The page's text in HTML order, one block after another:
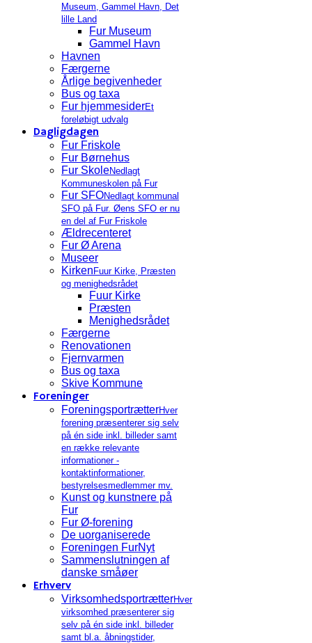
Museum, Gammel Havn, Det
lille Land
Fur Museum
Gammel Havn
Havnen
Færgerne
Årlige begivenheder
Bus og taxa
Fur hjemmesiderEt
foreløbigt udvalg
Dagligdagen
Fur Friskole
Fur Børnehus
Fur SkoleNedlagt
Kommuneskolen på Fur
Fur SFONedlagt kommunal
SFO på Fur. Øens SFO er nu
en del af Fur Friskole
Ældrecenteret
Fur Ø Arena
Museer
Kirken Fuur Kirke, Præsten
og menighedsrådet
Fuur Kirke
Præsten
Menighedsrådet
Færgerne
Renovationen
Fjernvarmen
Bus og taxa
Skive Kommune
Foreninger
ForeningsportrætterHver
forening præsenterer sig selv
på én side inkl. billeder samt
en række relevante
informationer -
kontaktinformationer,
bestyrelsesmedlemmer mv.
Kunst og kunstnere på
Fur
Fur Ø-forening
De uorganiserede
Foreningen FurNyt
Sammenslutningen af
danske småøer
Erhverv
VirksomhedsportrætterHver
virksomhed præsenterer sig
selv på én side inkl. billeder
samt bl.a. åbningstider,